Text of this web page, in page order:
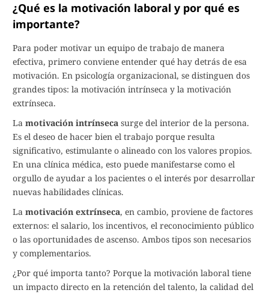
¿Qué es la motivación laboral y por qué es
importante?
Para poder motivar un equipo de trabajo de manera
efectiva, primero conviene entender qué hay detrás de esa
motivación. En psicología organizacional, se distinguen dos
grandes tipos: la motivación intrínseca y la motivación
extrínseca.
La motivación intrínseca surge del interior de la persona.
Es el deseo de hacer bien el trabajo porque resulta
significativo, estimulante o alineado con los valores propios.
En una clínica médica, esto puede manifestarse como el
orgullo de ayudar a los pacientes o el interés por desarrollar
nuevas habilidades clínicas.
La motivación extrínseca, en cambio, proviene de factores
externos: el salario, los incentivos, el reconocimiento público
o las oportunidades de ascenso. Ambos tipos son necesarios
y complementarios.
¿Por qué importa tanto? Porque la motivación laboral tiene
un impacto directo en la retención del talento, la calidad del